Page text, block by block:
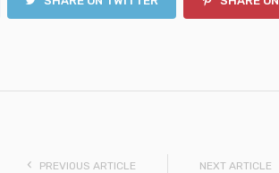
PREVIOUS ARTICLE NEXT ARTICLE